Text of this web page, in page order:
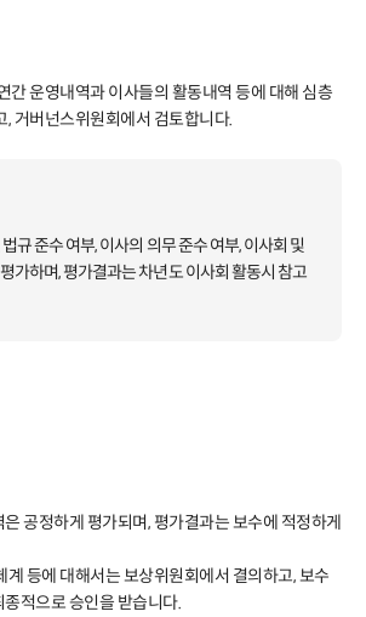
간 운영내역과 이사들의 활동내역 등에 대해 심층
, 거버넌스위원회에서 검토합니다.
규 준수 여부, 이사의 의무 준수 여부, 이사회 및
가하며, 평가결과는 차년도 이사회 활동시 참고
공정하게 평가되며, 평가결과는 보수에 적정하게
계 등에 대해서는 보상위원회에서 결의하고, 보수
적으로 승인을 받습니다.